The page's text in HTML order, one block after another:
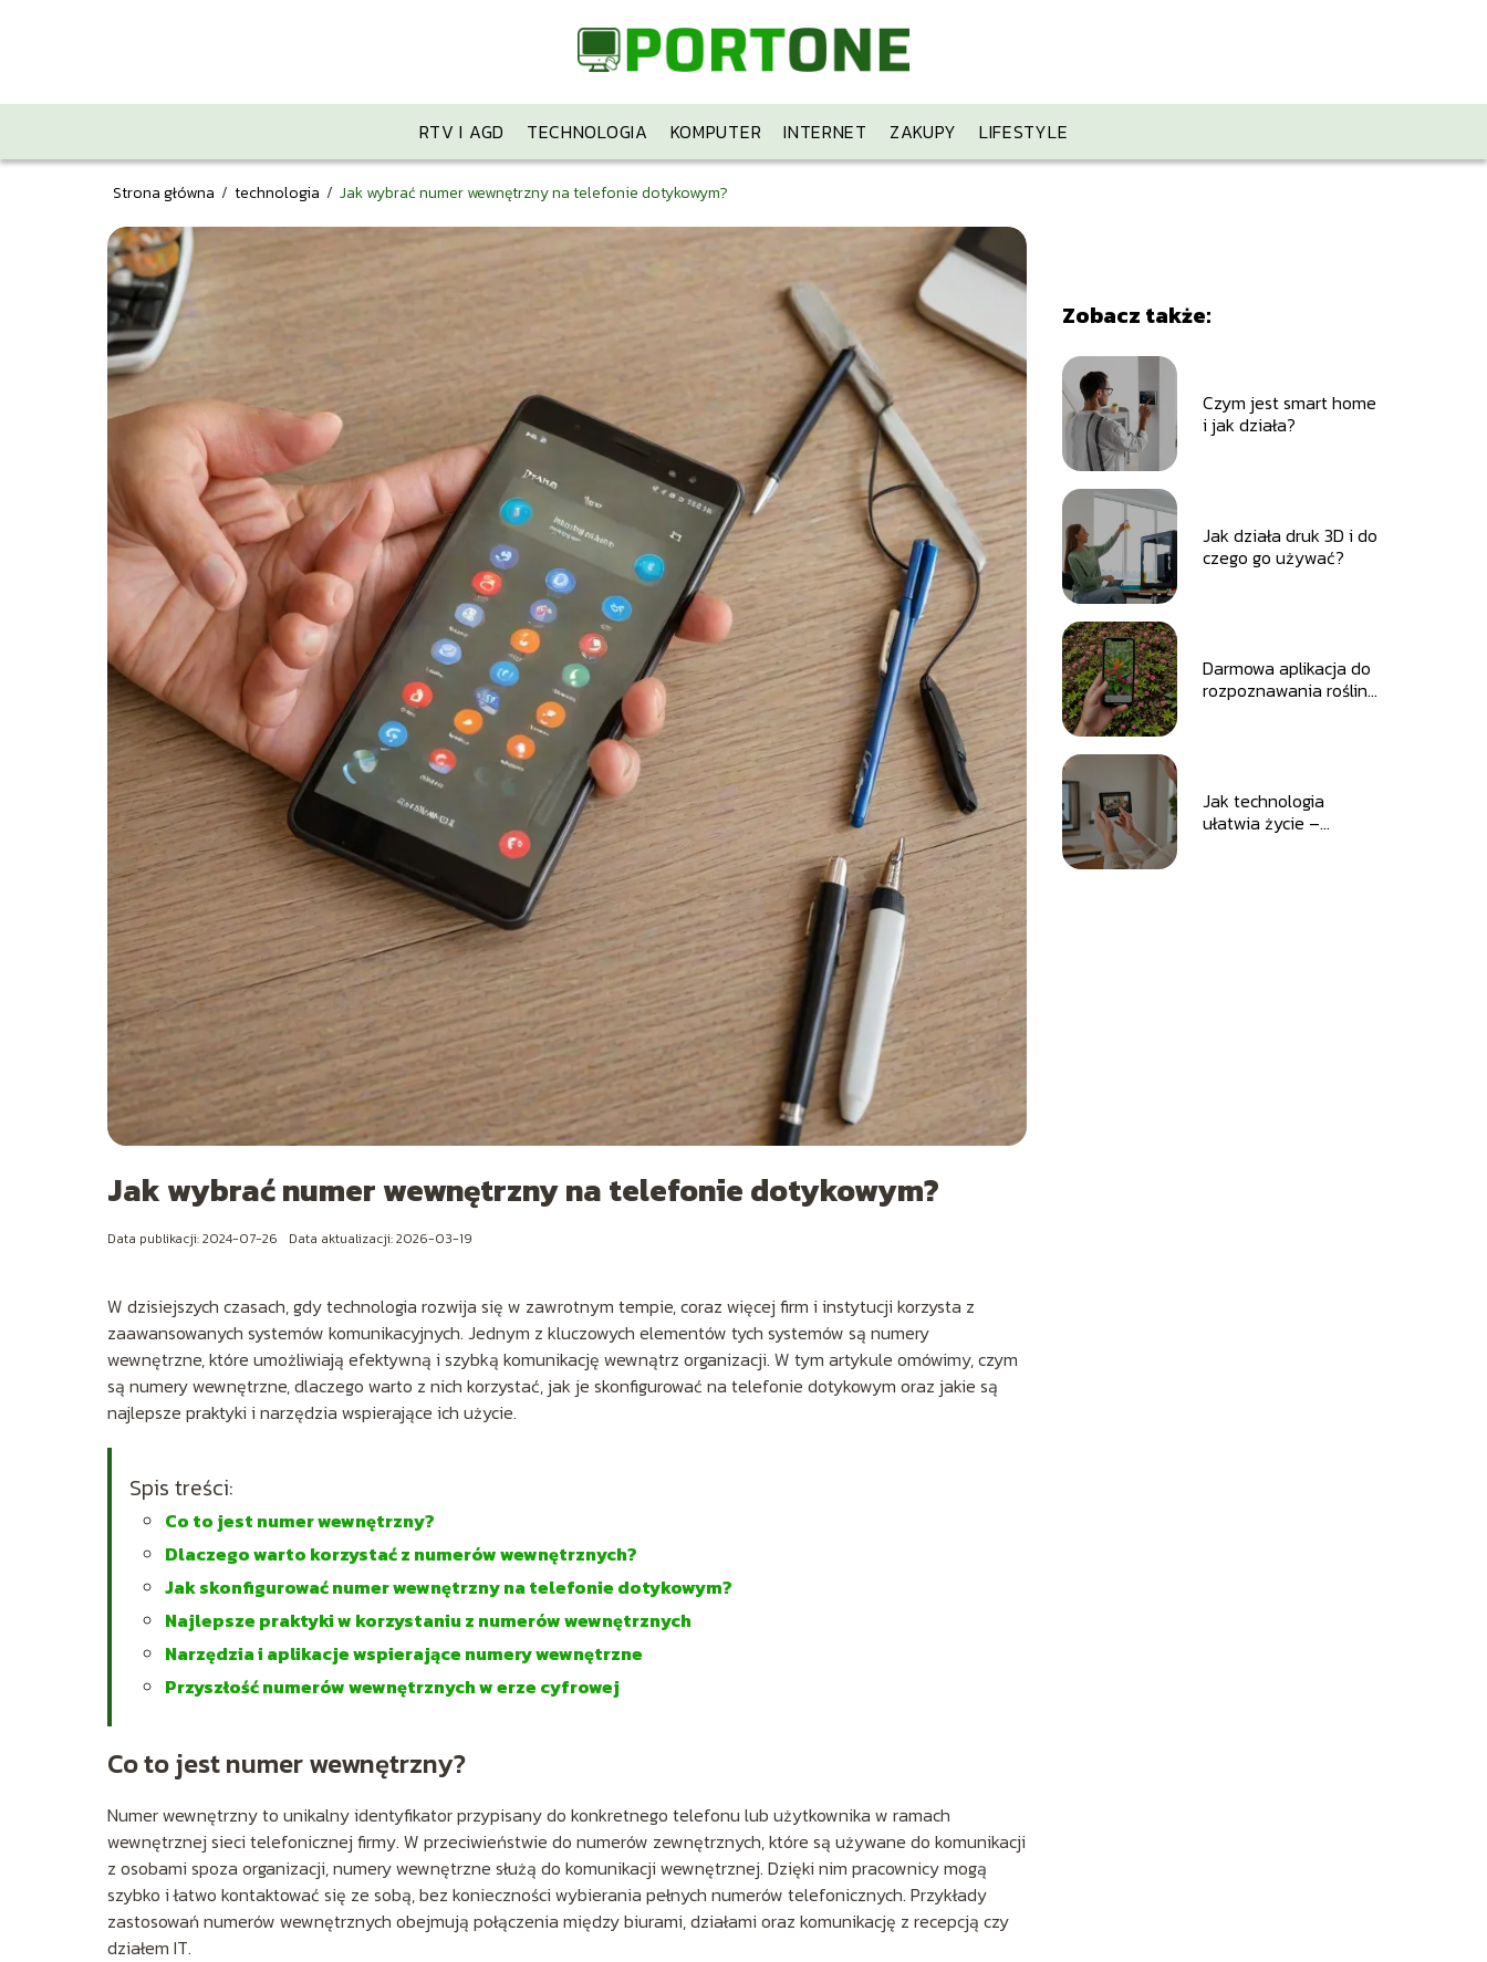
RTV I AGD TECHNOLOGIA KOMPUTER INTERNET ZAKUPY LIFESTYLE
Strona główna / technologia / Jak wybrać numer wewnętrzny na telefonie dotykowym?
Jak wybrać numer wewnętrzny na telefonie dotykowym?
Data publikacji: 2024-07-26 Data aktualizacji: 2026-03-19
W dzisiejszych czasach, gdy technologia rozwija się w zawrotnym tempie, coraz więcej firm i instytucji korzysta z
zaawansowanych systemów komunikacyjnych. Jednym z kluczowych elementów tych systemów są numery
wewnętrzne, które umożliwiają efektywną i szybką komunikację wewnątrz organizacji. W tym artykule omówimy, czym
są numery wewnętrzne, dlaczego warto z nich korzystać, jak je skonfigurować na telefonie dotykowym oraz jakie są
najlepsze praktyki i narzędzia wspierające ich użycie.
Spis treści:
Co to jest numer wewnętrzny?
Dlaczego warto korzystać z numerów wewnętrznych?
Jak skonfigurować numer wewnętrzny na telefonie dotykowym?
Najlepsze praktyki w korzystaniu z numerów wewnętrznych
Narzędzia i aplikacje wspierające numery wewnętrzne
Przyszłość numerów wewnętrznych w erze cyfrowej
Co to jest numer wewnętrzny?
Numer wewnętrzny to unikalny identyfikator przypisany do konkretnego telefonu lub użytkownika w ramach
wewnętrznej sieci telefonicznej firmy. W przeciwieństwie do numerów zewnętrznych, które są używane do komunikacji
z osobami spoza organizacji, numery wewnętrzne służą do komunikacji wewnętrznej. Dzięki nim pracownicy mogą
szybko i łatwo kontaktować się ze sobą, bez konieczności wybierania pełnych numerów telefonicznych. Przykłady
zastosowań numerów wewnętrznych obejmują połączenia między biurami, działami oraz komunikację z recepcją czy
działem IT.
Zobacz także:
Czym jest smart home
i jak działa?
Jak działa druk 3D i do
czego go używać?
Darmowa aplikacja do
rozpoznawania roślin
Jak technologia
ułatwia życie –